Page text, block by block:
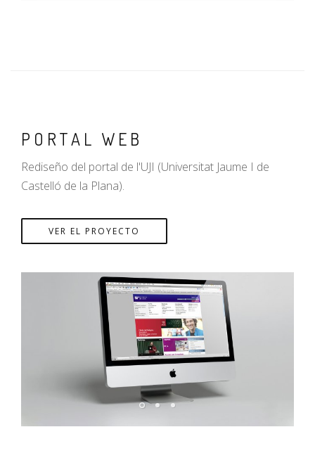
PORTAL WEB
Rediseño del portal de l'UJI (Universitat Jaume I de
Castelló de la Plana).
VER EL PROYECTO